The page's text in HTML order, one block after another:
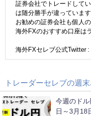
証券会社でトレードして
は随分勝手が違っていま
お勧めの証券会社も個人
海外FXのおすすめ口座は
海外FXセレブ公式Twitter :
トレーダーセレブの週
今週のド
日～3月18